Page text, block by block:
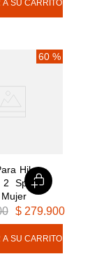
60 %
Hike
2 Sport
$ 279.900